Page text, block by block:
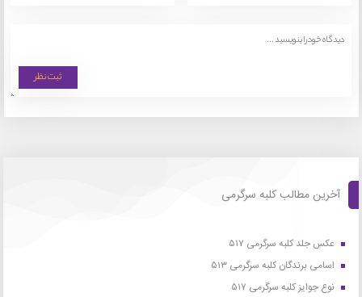
آخرین مطالب کلبه سرگرمی
عکس جلد کلبه سرگرمی ۵۱۷
اسامی برندگان کلبه سرگرمی ۵۱۳
نوع جوایز کلبه سرگرمی ۵۱۷